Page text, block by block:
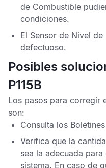
de Combustible
condiciones.
El Sensor de Nivel
defectuoso.
Posibles
P115B
Los pasos para corregir
son:
Consulta los
Verifica que la
sea la adecuada
sistema. En caso de